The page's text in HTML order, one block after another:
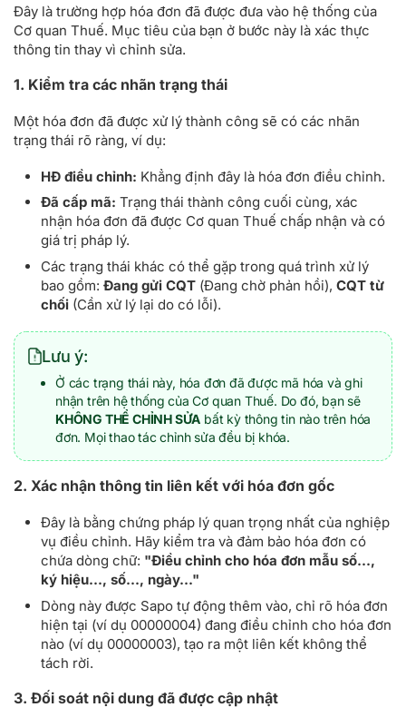
Đây là trường hợp hóa đơn đã được đưa vào hệ thống của
Cơ quan Thuế. Mục tiêu của bạn ở bước này là xác thực
thông tin thay vì chỉnh sửa.
1. Kiểm tra các nhãn trạng thái
Một hóa đơn đã được xử lý thành công sẽ có các nhãn
trạng thái rõ ràng, ví dụ:
HĐ điều chỉnh: Khẳng định đây là hóa đơn điều chỉnh.
Đã cấp mã: Trạng thái thành công cuối cùng, xác
nhận hóa đơn đã được Cơ quan Thuế chấp nhận và có
giá trị pháp lý.
Các trạng thái khác có thể gặp trong quá trình xử lý
bao gồm: Đang gửi CQT (Đang chờ phản hồi), CQT từ
chối (Cần xử lý lại do có lỗi).
Lưu ý:
Ở các trạng thái này, hóa đơn đã được mã hóa và ghi
nhận trên hệ thống của Cơ quan Thuế. Do đó, bạn sẽ
KHÔNG THỂ CHỈNH SỬA bất kỳ thông tin nào trên hóa
đơn. Mọi thao tác chỉnh sửa đều bị khóa.
2. Xác nhận thông tin liên kết với hóa đơn gốc
Đây là bằng chứng pháp lý quan trọng nhất của nghiệp
vụ điều chỉnh. Hãy kiểm tra và đảm bảo hóa đơn có
chứa dòng chữ: "Điều chỉnh cho hóa đơn mẫu số...,
ký hiệu..., số..., ngày..."
Dòng này được Sapo tự động thêm vào, chỉ rõ hóa đơn
hiện tại (ví dụ 00000004) đang điều chỉnh cho hóa đơn
nào (ví dụ 00000003), tạo ra một liên kết không thể
tách rời.
3. Đối soát nội dung đã được cập nhật